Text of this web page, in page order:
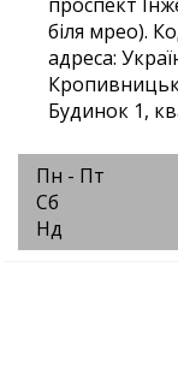
біля мрео).
адреса:
Будинок 1,
Пн - Пт
Сб
Нд